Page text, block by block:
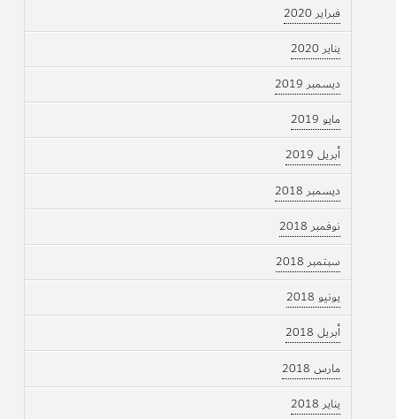
فبراير 2020
يناير 2020
ديسمبر 2019
مايو 2019
أبريل 2019
ديسمبر 2018
نوفمبر 2018
سبتمبر 2018
يونيو 2018
أبريل 2018
مارس 2018
يناير 2018